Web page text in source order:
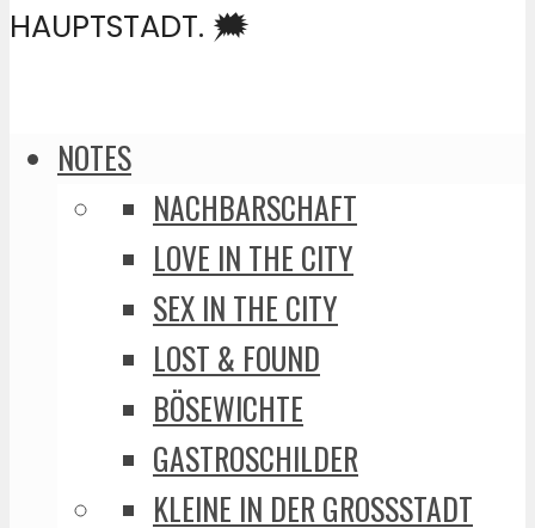
HAUPTSTADT. 🗯️
NOTES
NACHBARSCHAFT
LOVE IN THE CITY
SEX IN THE CITY
LOST & FOUND
BÖSEWICHTE
GASTROSCHILDER
KLEINE IN DER GROSSSTADT